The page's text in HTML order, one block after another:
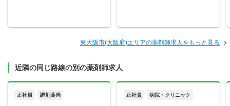
東大阪市(大阪府)エリアの薬剤師求人をもっと見る
近隣の同じ路線の別の薬剤師求人
正社員 調剤薬局 正社員 病院・クリニック